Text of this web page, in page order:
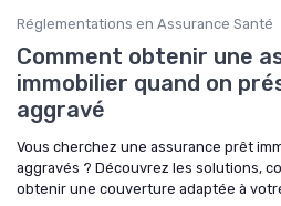
Réglementations en Assurance Santé
Comment obtenir une
immobilier quand on
aggravé
Vous cherchez une assurance prêt
aggravés ? Découvrez les solutions,
obtenir une couverture adaptée à